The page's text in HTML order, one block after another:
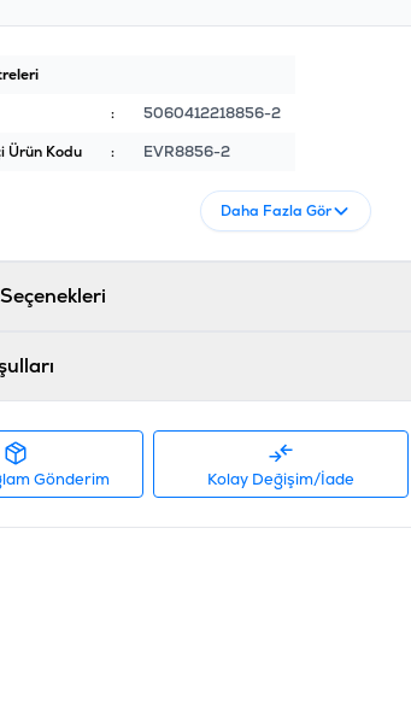
:
5060412218856-2
Ürün Kodu
: EVR8856-2
Daha Fazla Gör
Gönderim Kolay Değişim/İade